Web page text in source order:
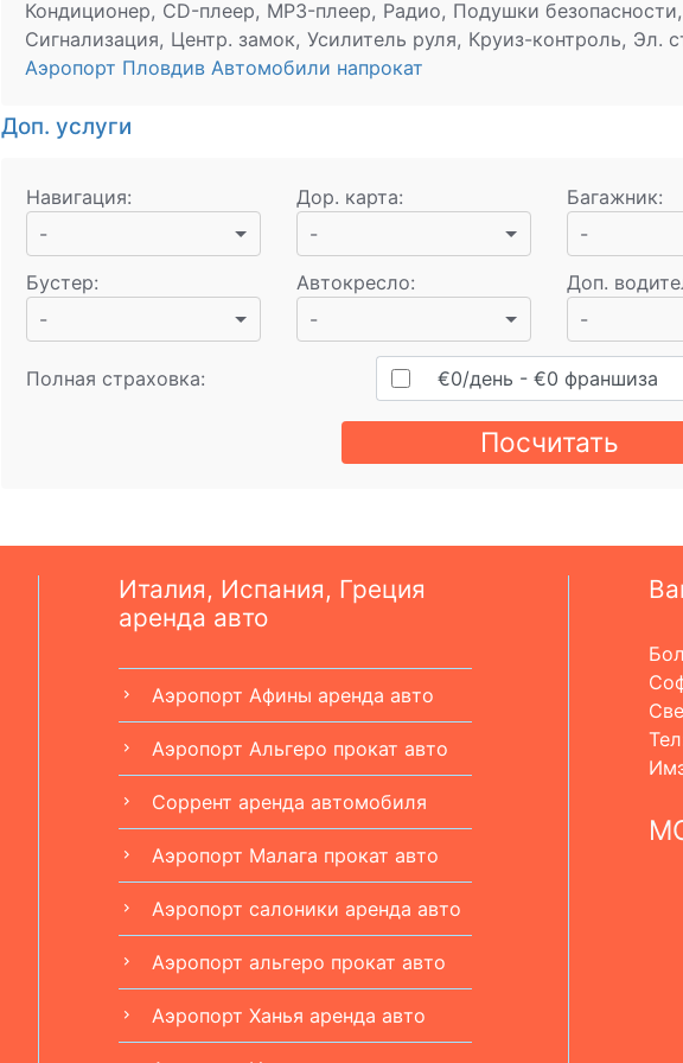
Кондиционер, CD-плеер, MP3-плеер, Радио, Подушки
Сигнализация, Центр. замок, Усилитель руля, Круиз-контроль, Эл.
Аэропорт Пловдив Автомобили напрокат
Доп. услуги
Навигация:
-
Дор. карта:
-
Багажник:
-
Бустер:
-
Автокресло:
-
Доп.
-
Полная страховка: €0/день - €0 франшиза
Посчитать
Италия, Испания, Греция
аренда авто
chevron_right Аэропорт Афины aренда авто
chevron_right Аэропорт Альгеро прокат авто
chevron_right Соррент аренда автомобиля
chevron_right Аэропорт Малага прокат авто
chevron_right Аэропорт салоники аренда авто
chevron_right Аэропорт альгеро прокат авто
chevron_right Аэропорт Ханья аренда авто